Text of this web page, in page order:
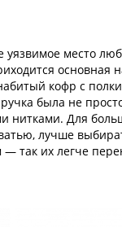
уязвимое место
основная
кофр с
была не
нитками. Для
лучше
так их легче